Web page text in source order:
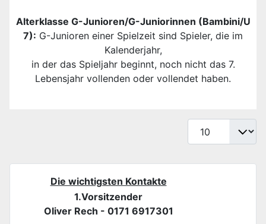
Alterklasse G-Junioren/G-Juniorinnen (Bambini/U
7): G-Junioren einer Spielzeit sind Spieler, die im
Kalenderjahr,
in der das Spieljahr beginnt, noch nicht das 7.
Lebensjahr vollenden oder vollendet haben.
Anzeige #
Die wichtigsten Kontakte
1.Vorsitzender
Oliver Rech - 0171 6917301